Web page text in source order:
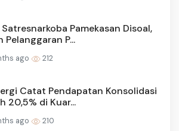
Pamekasan Disoal,
Pelanggaran P...
ago 212
Catat Pendapatan Konsolidasi
20,5% di Kuar...
ago 210